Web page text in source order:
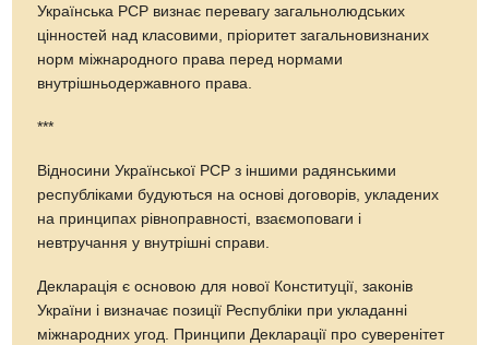
Українська РСР визнає перевагу загальнолюдських
цінностей над класовими, пріоритет загальновизнаних
норм міжнародного права перед нормами
внутрішньодержавного права.
***
Відносини Української РСР з іншими радянськими
республіками будуються на основі договорів, укладених
на принципах рівноправності, взаємоповаги і
невтручання у внутрішні справи.
Декларація є основою для нової Конституції, законів
України і визначає позиції Республіки при укладанні
міжнародних угод. Принципи Декларації про суверенітет